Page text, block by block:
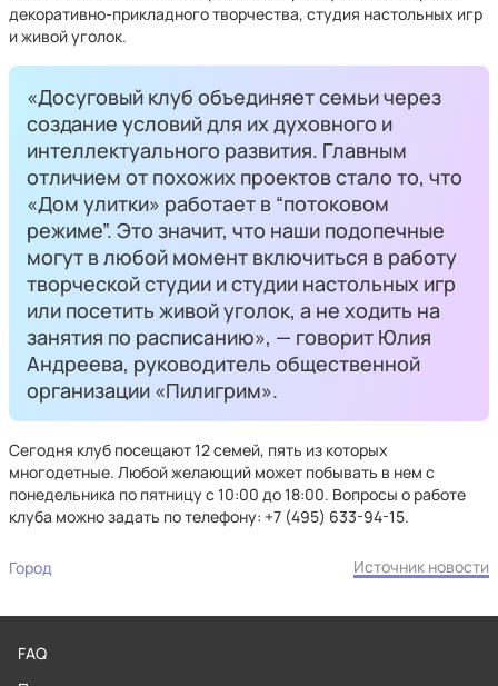
декоративно-прикладного творчества, студия настольных игр
и живой уголок.
«Досуговый клуб объединяет семьи через
создание условий для их духовного и
интеллектуального развития. Главным
отличием от похожих проектов стало то, что
«Дом улитки» работает в “потоковом
режиме”. Это значит, что наши подопечные
могут в любой момент включиться в работу
творческой студии и студии настольных игр
или посетить живой уголок, а не ходить на
занятия по расписанию», — говорит Юлия
Андреева, руководитель общественной
организации «Пилигрим».
Сегодня клуб посещают 12 семей, пять из которых
многодетные. Любой желающий может побывать в нем с
понедельника по пятницу с 10:00 до 18:00. Вопросы о работе
клуба можно задать по телефону: +7 (495) 633-94-15.
Город Источник новости
FAQ